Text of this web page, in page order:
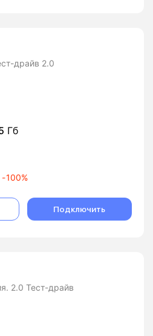
драйв 2.0
Гб
-100%
Подключить
2.0 Тест-драйв